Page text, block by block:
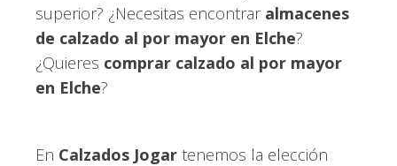
superior? ¿Necesitas encontrar almacenes
de calzado al por mayor en Elche?
¿Quieres comprar calzado al por mayor
en Elche?
En Calzados Jogar tenemos la elección